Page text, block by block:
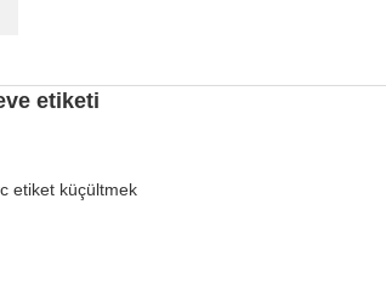
etiketi
etiket küçültmek